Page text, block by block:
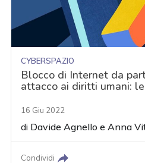
CYBERSPAZIO
Blocco di Internet da
attacco ai diritti umani:
16 Giu 2022
di Davide Agnello eAnna
Condividi